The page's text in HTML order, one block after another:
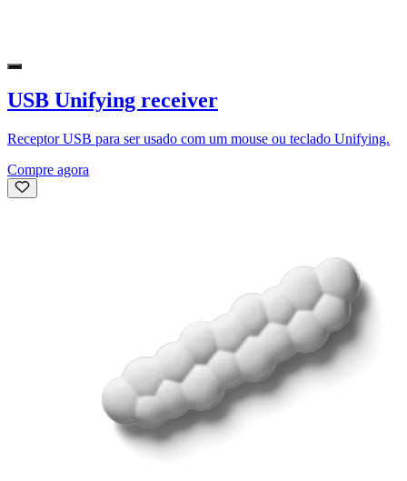
USB Unifying receiver
Receptor USB para ser usado com um mouse ou teclado Unifying.
Compre agora